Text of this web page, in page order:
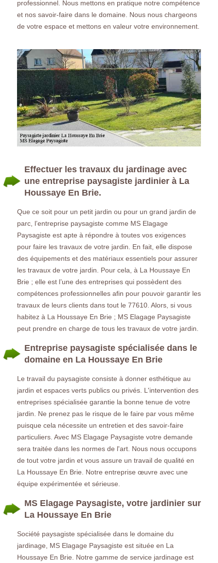
professionnel. Nous mettons en pratique notre compétence
et nos savoir-faire dans le domaine. Nous nous chargeons
de votre espace et mettons en valeur votre environnement.
Effectuer les travaux du jardinage avec
une entreprise paysagiste jardinier à La
Houssaye En Brie.
Que ce soit pour un petit jardin ou pour un grand jardin de
parc, l’entreprise paysagiste comme MS Elagage
Paysagiste est apte à répondre à toutes vos exigences
pour faire les travaux de votre jardin. En fait, elle dispose
des équipements et des matériaux essentiels pour assurer
les travaux de votre jardin. Pour cela, à La Houssaye En
Brie ; elle est l’une des entreprises qui possèdent des
compétences professionnelles afin pour pouvoir garantir les
travaux de leurs clients dans tout le 77610. Alors, si vous
habitez à La Houssaye En Brie ; MS Elagage Paysagiste
peut prendre en charge de tous les travaux de votre jardin.
Entreprise paysagiste spécialisée dans le
domaine en La Houssaye En Brie
Le travail du paysagiste consiste à donner esthétique au
jardin et espaces verts publics ou privés. L'intervention des
entreprises spécialisée garantie la bonne tenue de votre
jardin. Ne prenez pas le risque de le faire par vous même
puisque cela nécessite un entretien et des savoir-faire
particuliers. Avec MS Elagage Paysagiste votre demande
sera traitée dans les normes de l'art. Nous nous occupons
de tout votre jardin et vous assure un travail de qualité en
La Houssaye En Brie. Notre entreprise œuvre avec une
équipe expérimentée et sérieuse.
MS Elagage Paysagiste, votre jardinier sur
La Houssaye En Brie
Société paysagiste spécialisée dans le domaine du
jardinage, MS Elagage Paysagiste est située en La
Houssaye En Brie. Notre gamme de service jardinage est